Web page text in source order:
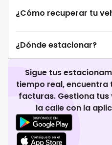
¿Cómo recuperar tu
¿Dónde estacionar?
Sigue tus
tiempo real,
facturas. Gestiona
la calle con la